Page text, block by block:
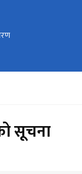
गर्ने
सूचना